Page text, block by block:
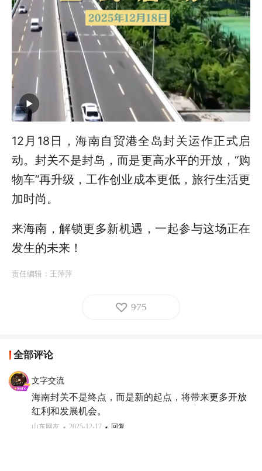
12月18日，海南自贸港全岛封关运作正式启
动。封关不是封岛，而是更高水平的开放，“购
物车”再升级，工作创业成本更低，旅行生活更
加时尚。
来海南，解锁更多新机遇，一起参与这场正在
发生的未来！
责任编辑： 王萍萍
975
全部评论
文字交流
海南封关不是终点，而是新的起点，将带来更多开放
红利和发展机会。
山东网友 2025-12-17 回复